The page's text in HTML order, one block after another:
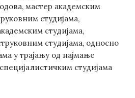
мастер академским
студијама,
студијама,
студијама, односно
у трајању од најмање
студијама